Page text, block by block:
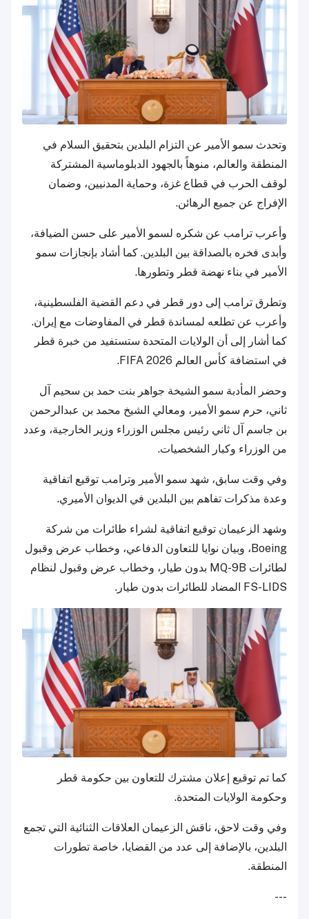
وتحدث سمو الأمير عن التزام البلدين بتحقيق السلام في
المنطقة والعالم، منوهاً بالجهود الدبلوماسية المشتركة
لوقف الحرب في قطاع غزة، وحماية المدنيين، وضمان
الإفراج عن جميع الرهائن.
وأعرب ترامب عن شكره لسمو الأمير على حسن الضيافة،
وأبدى فخره بالصداقة بين البلدين. كما أشاد بإنجازات سمو
الأمير في بناء نهضة قطر وتطورها.
وتطرق ترامب إلى دور قطر في دعم القضية الفلسطينية،
وأعرب عن تطلعه لمساندة قطر في المفاوضات مع إيران.
كما أشار إلى أن الولايات المتحدة ستستفيد من خبرة قطر
في استضافة كأس العالم FIFA 2026.
وحضر المأدبة سمو الشيخة جواهر بنت حمد بن سحيم آل
ثاني، حرم سمو الأمير، ومعالي الشيخ محمد بن عبدالرحمن
بن جاسم آل ثاني رئيس مجلس الوزراء وزير الخارجية، وعدد
من الوزراء وكبار الشخصيات.
وفي وقت سابق، شهد سمو الأمير وترامب توقيع اتفاقية
وعدة مذكرات تفاهم بين البلدين في الديوان الأميري.
وشهد الزعيمان توقيع اتفاقية لشراء طائرات من شركة
Boeing، وبيان نوايا للتعاون الدفاعي، وخطاب عرض وقبول
لطائرات MQ-9B بدون طيار، وخطاب عرض وقبول لنظام
FS-LIDS المضاد للطائرات بدون طيار.
كما تم توقيع إعلان مشترك للتعاون بين حكومة قطر
وحكومة الولايات المتحدة.
وفي وقت لاحق، ناقش الزعيمان العلاقات الثنائية التي تجمع
البلدين، بالإضافة إلى عدد من القضايا، خاصة تطورات
المنطقة.
---